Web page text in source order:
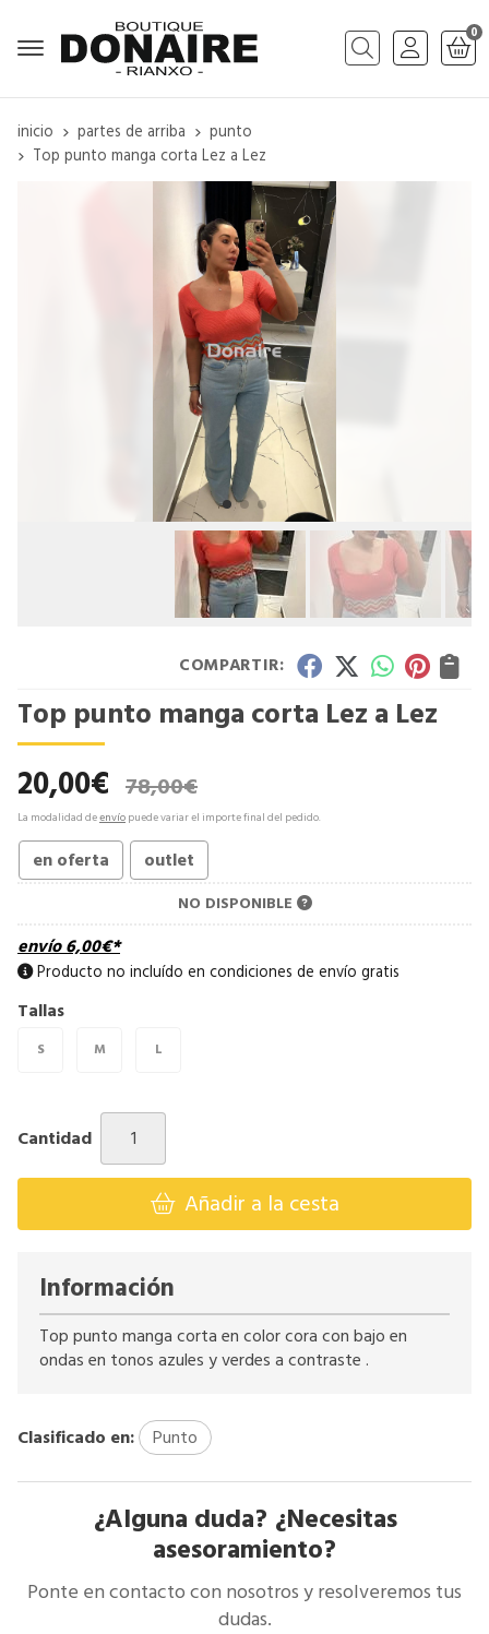
Buscar
0
inicio partes de arriba
punto
Top punto manga corta Lez a Lez
COMPARTIR:
Top punto manga corta Lez a Lez
20,00€ 78,00€
La modalidad deenvío puede variar el importe final del pedido.
en oferta outlet
NO DISPONIBLE
envío6,00€*
Producto no incluído en condiciones de envío gratis
Tallas
S M L
Cantidad
Añadir a la cesta
Información
Top punto manga corta en color cora con bajo en
ondas en tonos azules y verdes a contraste .
Clasificado en: Punto
¿Alguna duda? ¿Necesitas
asesoramiento?
Ponte en contacto con nosotros y resolveremos tus
dudas.